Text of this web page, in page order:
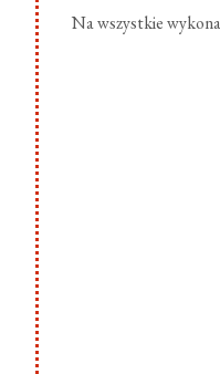
Na wszystkie